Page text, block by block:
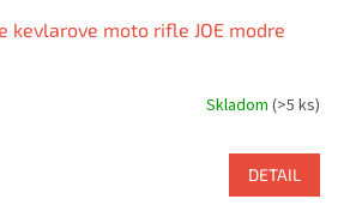
kevlarove moto rifle JOE modre
Skladom (>5 ks)
DETAIL